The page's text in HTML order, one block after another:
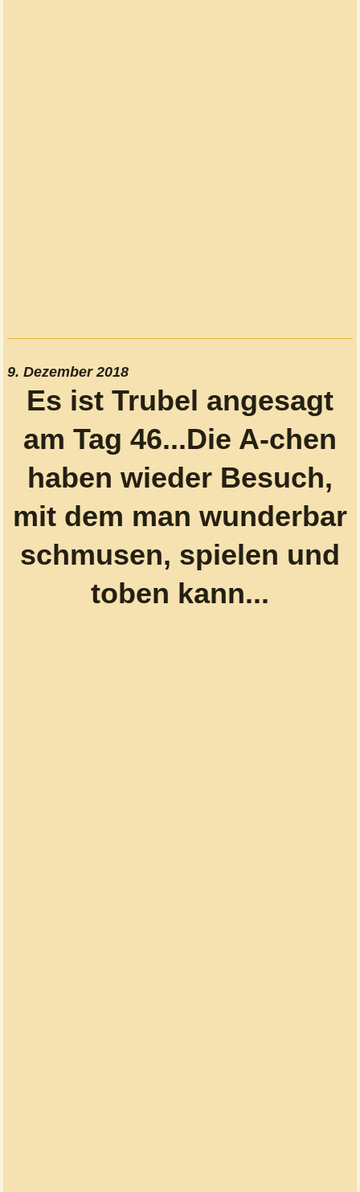
9. Dezember 2018
Es ist Trubel angesagt
am Tag 46...Die A-chen
haben wieder Besuch,
mit dem man wunderbar
schmusen, spielen und
toben kann...